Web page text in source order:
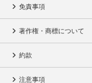
免責事項
著作権・商標について
約款
注意事項